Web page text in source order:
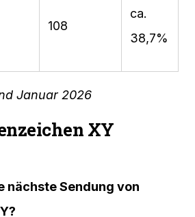
108
ca.
38,7%
Januar 2026
XY
nächste Sendung von